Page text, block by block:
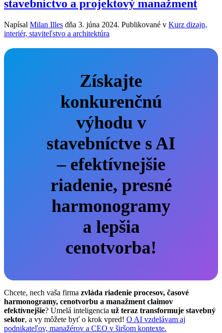
stavebníctvo a projektový manažment
Napísal Milan Illes dňa 3. júna 2024. Publikované v Kurz dizajn,
interiér, staviteľstvo a architektúra
Získajte
konkurenčnú
výhodu v
stavebníctve s AI
– efektívnejšie
riadenie, presné
harmonogramy
a lepšia
cenotvorba!
Chcete, nech vaša firma zvláda riadenie procesov, časové
harmonogramy, cenotvorbu a manažment claimov
efektívnejšie? Umelá inteligencia už teraz transformuje stavebný
sektor, a vy môžete byť o krok vpred! O AI vzdelávam aj
podnikateľov, manažérov a CEO v širšom kontexte.